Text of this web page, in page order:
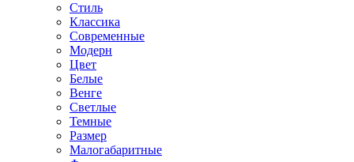
Стиль
Классика
Современные
Модерн
Цвет
Белые
Венге
Светлые
Темные
Размер
Малогабаритные